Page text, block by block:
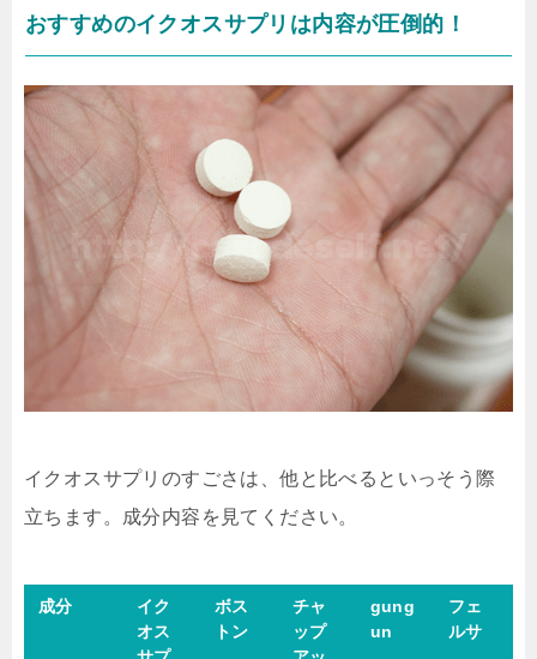
おすすめのイクオスサプリは内容が圧倒的！
イクオスサプリのすごさは、他と比べるといっそう際
立ちます。成分内容を見てください。
成分
イク
オス
ボス
トン
チャ
ップ
gung
un
フェ
ルサ